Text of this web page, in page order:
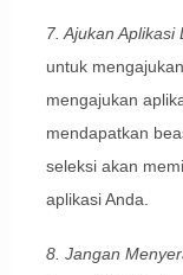
7. Ajukan Aplikasi
untuk
mengajukan
mendapatkan
seleksi akan
aplikasi Anda.
8. Jangan